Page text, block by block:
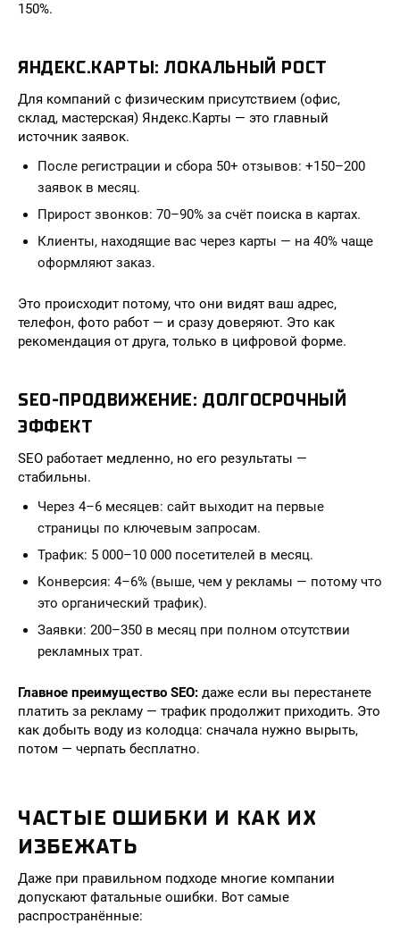
150%.
ЯНДЕКС.КАРТЫ: ЛОКАЛЬНЫЙ РОСТ
Для компаний с физическим присутствием (офис,
склад, мастерская) Яндекс.Карты — это главный
источник заявок.
После регистрации и сбора 50+ отзывов: +150–200
заявок в месяц.
Прирост звонков: 70–90% за счёт поиска в картах.
Клиенты, находящие вас через карты — на 40% чаще
оформляют заказ.
Это происходит потому, что они видят ваш адрес,
телефон, фото работ — и сразу доверяют. Это как
рекомендация от друга, только в цифровой форме.
SEO-ПРОДВИЖЕНИЕ: ДОЛГОСРОЧНЫЙ
ЭФФЕКТ
SEO работает медленно, но его результаты —
стабильны.
Через 4–6 месяцев: сайт выходит на первые
страницы по ключевым запросам.
Трафик: 5 000–10 000 посетителей в месяц.
Конверсия: 4–6% (выше, чем у рекламы — потому что
это органический трафик).
Заявки: 200–350 в месяц при полном отсутствии
рекламных трат.
Главное преимущество SEO: даже если вы перестанете
платить за рекламу — трафик продолжит приходить. Это
как добыть воду из колодца: сначала нужно вырыть,
потом — черпать бесплатно.
ЧАСТЫЕ ОШИБКИ И КАК ИХ
ИЗБЕЖАТЬ
Даже при правильном подходе многие компании
допускают фатальные ошибки. Вот самые
распространённые: